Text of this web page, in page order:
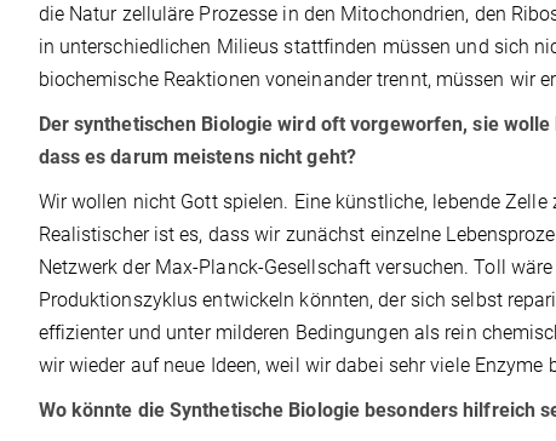
die Natur zelluläre Prozesse in den Mitochondrien, den
in unterschiedlichen Milieus stattfinden müssen und sich
biochemische Reaktionen voneinander trennt, müssen wir
Der synthetischen Biologie wird oft vorgeworfen, sie
dass es darum meistens nicht geht?
Wir wollen nicht Gott spielen. Eine künstliche, lebende
Realistischer ist es, dass wir zunächst einzelne
Netzwerk der Max-Planck-Gesellschaft versuchen. Toll
Produktionszyklus entwickeln könnten, der sich selbst
effizienter und unter milderen Bedingungen als rein
wir wieder auf neue Ideen, weil wir dabei sehr viele Enzyme
Wo könnte die Synthetische Biologie besonders hilfreich